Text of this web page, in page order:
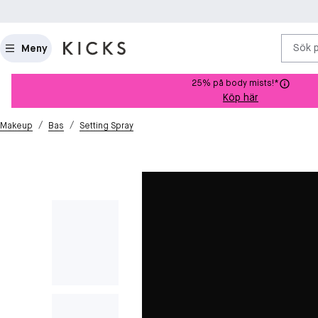
Meny Sök
25% på body mists!*
Köp här
Makeup / Bas / Setting Spray